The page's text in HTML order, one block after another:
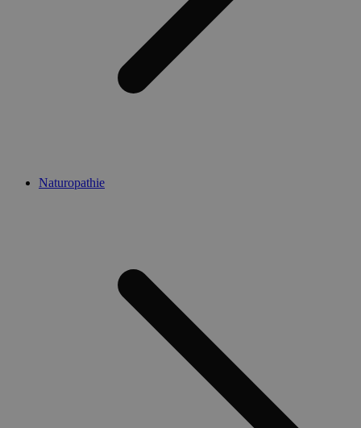
Naturopathie